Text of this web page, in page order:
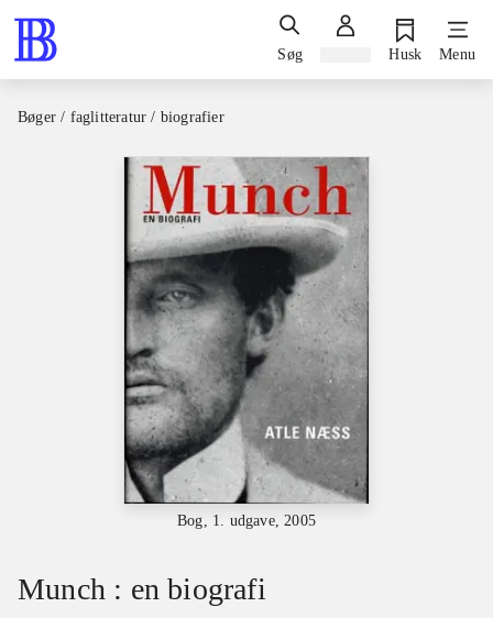
Søg Husk Menu
Bøger / faglitteratur / biografier
Bog, 1. udgave, 2005
Munch : en biografi